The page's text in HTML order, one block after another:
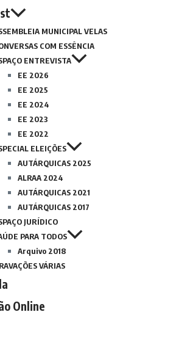
MUNICIPAL VELAS
COM ESSÊNCIA
ENTREVISTA
EE 2026
EE 2025
EE 2024
EE 2023
EE 2022
ELEIÇÕES
AUTÁRQUICAS 2025
ALRAA 2024
AUTÁRQUICAS 2021
AUTÁRQUICAS 2017
JURÍDICO
PARA TODOS
Arquivo 2018
VÁRIAS
Online